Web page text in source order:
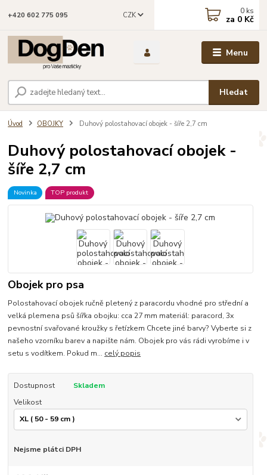
Menu
CZK
Hledat
+420 602 775 095 0 ks
za 0 Kč
Úvod OBOJKY Duhový polostahovací obojek - šíře 2,7 cm
Duhový polostahovací obojek -
šíře 2,7 cm
Novinka TOP produkt
Obojek pro psa
Polostahovací obojek ručně pletený z paracordu vhodné pro střední a
velká plemena psů šířka obojku: cca 27 mm materiál: paracord, 3x
pevnostní svařované kroužky s řetízkem Chcete jiné barvy? Vyberte si z
našeho vzorníku barev a napište nám. Obojek pro vás rádi vyrobíme i v
setu s vodítkem. Pokud m... celý popis
Dostupnost
Skladem
Velikost
Nejsme plátci DPH